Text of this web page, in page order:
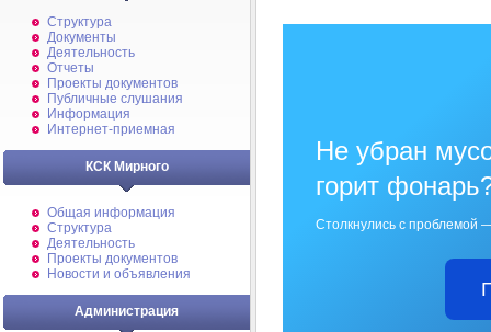
Структура
Документы
Деятельность
Отчеты
Проекты документов
Публичные слушания
Информация
Интернет-приемная
КСК Мирного
Общая информация
Структура
Деятельность
Проекты документов
Новости и объявления
Администрация
Не убран
горит
Столкнулись с проблемой